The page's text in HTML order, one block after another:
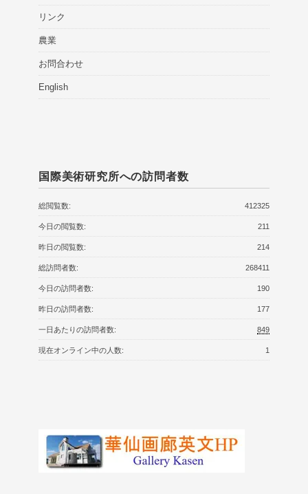
リンク
農業
お問合わせ
English
国際美術研究所への訪問者数
412325
総閲覧数:
211
今日の閲覧数:
214
昨日の閲覧数:
268411
総訪問者数:
190
今日の訪問者数:
177
昨日の訪問者数:
849
一日あたりの訪問者数:
1
現在オンライン中の人数: